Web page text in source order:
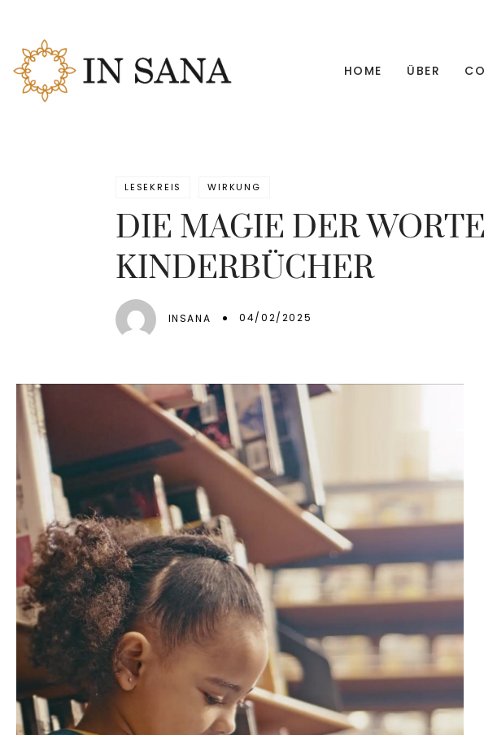
HOME ÜBER
LESEKREIS WIRKUNG
DIE MAGIE DER
KINDERBÜCHER
INSANA 04/02/2025